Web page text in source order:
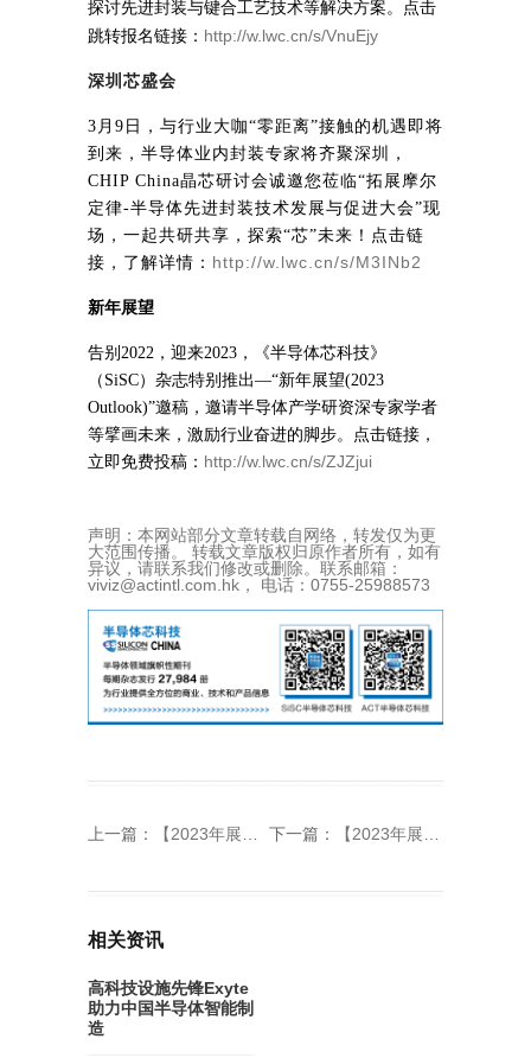
探讨先进封装与键合工艺技术等解决方案。 点击
跳转报名链接： http://w.lwc.cn/s/VnuEjy
深圳芯盛会
3月9日，与行业大咖“零距离”接触的机遇即将
到来，半导体业内封装专家将齐聚深圳，
CHIP China晶芯研讨会诚邀您莅临“拓展摩尔
定律-半导体先进封装技术发展与促进大会”现
场，一起共研共享，探索“芯”未来！点击链
接，了解详情： http://w.lwc.cn/s/M3INb2
新年展望
告别2022，迎来2023，《半导体芯科技》
（SiSC）杂志特别推出—“新年展望(2023
Outlook)”邀稿，邀请半导体产学研资深专家学者
等擘画未来，激励行业奋进的脚步。点击链接，
立即免费投稿： http://w.lwc.cn/s/ZJZjui
声明：本网站部分文章转载自网络，转发仅为更
大范围传播。 转载文章版权归原作者所有，如有
异议，请联系我们修改或删除。联系邮箱：
viviz@actintl.com.hk， 电话：0755-25988573
上一篇： 【2023年展望】深圳市化讯半导体材料有限公司创始人张国平：深挖国内市场需求，持续攻坚我国紧缺高端电子材料 下一篇： 【2023年展望】艾斯达克董事长沙伟中：不畏艰难勇往直前，提供完善的智慧物流解决方案和优质的售后服务
相关资讯
高科技设施先锋Exyte
助力中国半导体智能制
造